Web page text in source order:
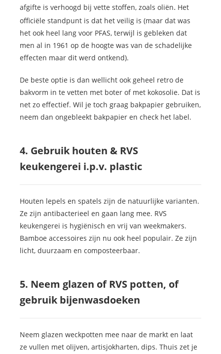
afgifte is verhoogd bij vette stoffen, zoals oliën. Het
officiële standpunt is dat het veilig is (maar dat was
het ook heel lang voor PFAS, terwijl is gebleken dat
men al in 1961 op de hoogte was van de schadelijke
effecten maar dit werd ontkend).
De beste optie is dan wellicht ook geheel retro de
bakvorm in te vetten met boter of met kokosolie. Dat is
net zo effectief. Wil je toch graag bakpapier gebruiken,
neem dan ongebleekt bakpapier en check het label.
4. Gebruik houten & RVS
keukengerei i.p.v. plastic
Houten lepels en spatels zijn de natuurlijke varianten.
Ze zijn antibacterieel en gaan lang mee. RVS
keukengerei is hygiënisch en vrij van weekmakers.
Bamboe accessoires zijn nu ook heel populair. Ze zijn
licht, duurzaam en composteerbaar.
5. Neem glazen of RVS potten, of
gebruik bijenwasdoeken
Neem glazen weckpotten mee naar de markt en laat
ze vullen met olijven, artisjokharten, dips. Thuis zet je